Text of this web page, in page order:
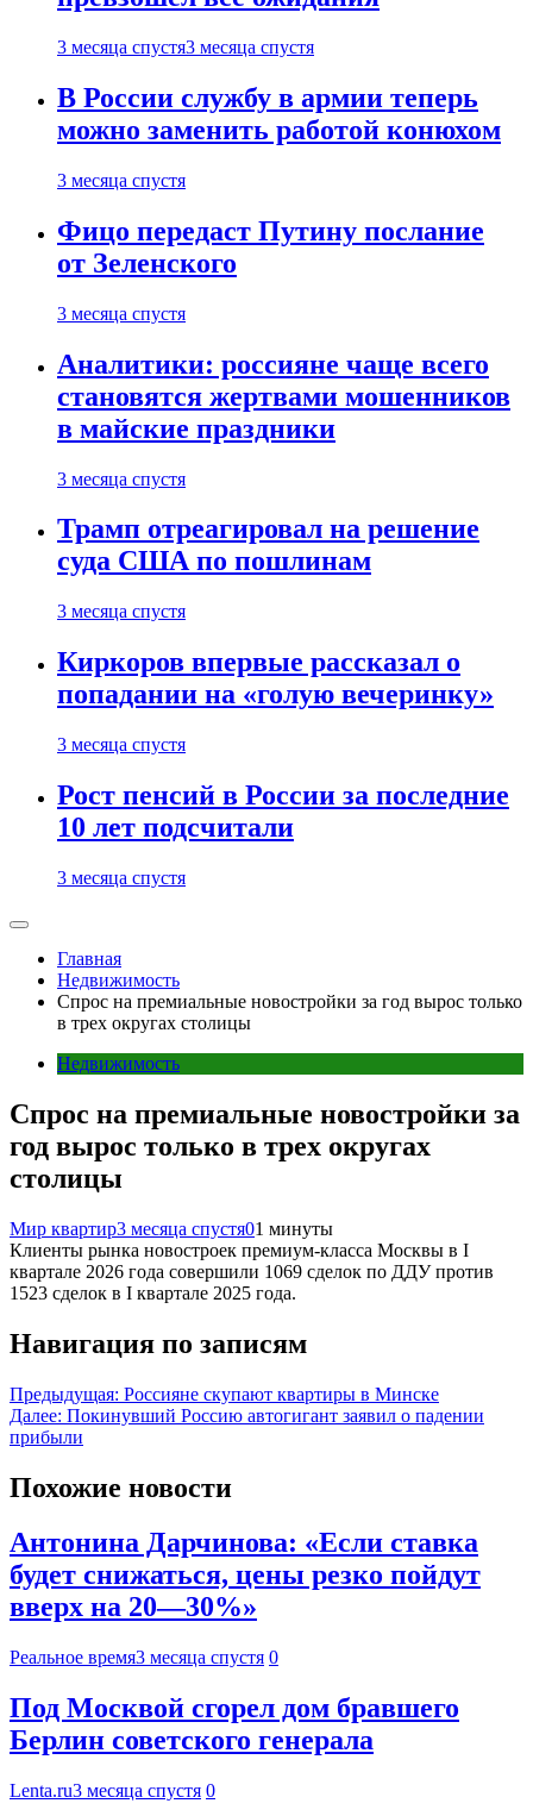
3 месяца спустя3 месяца спустя
В России службу в армии теперь
можно заменить работой конюхом
3 месяца спустя
Фицо передаст Путину послание
от Зеленского
3 месяца спустя
Аналитики: россияне чаще всего
становятся жертвами мошенников
в майские праздники
3 месяца спустя
Трамп отреагировал на решение
суда США по пошлинам
3 месяца спустя
Киркоров впервые рассказал о
попадании на «голую вечеринку»
3 месяца спустя
Рост пенсий в России за последние
10 лет подсчитали
3 месяца спустя
Главная
Недвижимость
Спрос на премиальные новостройки за год вырос только
в трех округах столицы
Недвижимость
Спрос на премиальные новостройки за
год вырос только в трех округах
столицы
Мир квартир3 месяца спустя01 минуты
Клиенты рынка новостроек премиум-класса Москвы в I
квартале 2026 года совершили 1069 сделок по ДДУ против
1523 сделок в I квартале 2025 года.
Навигация по записям
Предыдущая: Россияне скупают квартиры в Минске
Далее: Покинувший Россию автогигант заявил о падении
прибыли
Похожие новости
Антонина Дарчинова: «Если ставка
будет снижаться, цены резко пойдут
вверх на 20—30%»
Реальное время3 месяца спустя 0
Под Москвой сгорел дом бравшего
Берлин советского генерала
Lenta.ru3 месяца спустя 0